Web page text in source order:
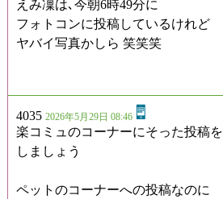
えみ凜は､今朝6時49分に
フォトコンに投稿しているけれど
ヤバイ写真かしら 笑笑笑
4035 2026年5月29日 08:46
楽コミュのコーナーにそった投稿を
しましょう
ペットのコーナーへの投稿なのに